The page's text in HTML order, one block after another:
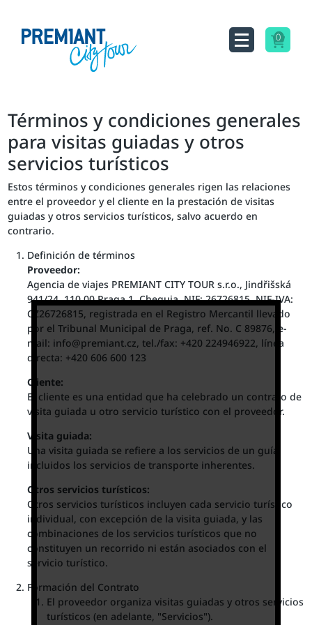
0
Términos y condiciones generales
para visitas guiadas y otros
servicios turísticos
Estos términos y condiciones generales rigen las relaciones
entre el proveedor y el cliente en la prestación de visitas
guiadas y otros servicios turísticos, salvo acuerdo en
contrario.
Definición de términos
Proveedor:
Agencia de viajes PREMIANT CITY TOUR s.r.o., Jindřišská
941/24, 110 00 Praga 1, Chequia, NIF: 26726815, NIF-IVA:
CZ26726815, registrada en el Registro Mercantil llevado
por el Tribunal Municipal de Praga, ref. No. C 89876, e-
mail: info@premiant.cz, tel./fax: +420 224946922, línea
directa: +420 606 600 123
Cliente:
El cliente es una entidad que ha celebrado un contrato de
visita guiada u otro servicio turístico con el proveedor.
Visita guiada:
Una visita guiada se refiere a los servicios de un guía,
incluidos los servicios de transporte inherentes.
Otros servicios turísticos:
Otros servicios turísticos incluyen cada servicio turístico
individual, con excepción de la visita guiada, y las
combinaciones de los servicios turísticos que no
constituyen un recorrido ni están asociados con el
servicio turístico.
Formación del Contrato
El proveedor organiza visitas guiadas y otros servicios
turísticos (en adelante, "Servicios").